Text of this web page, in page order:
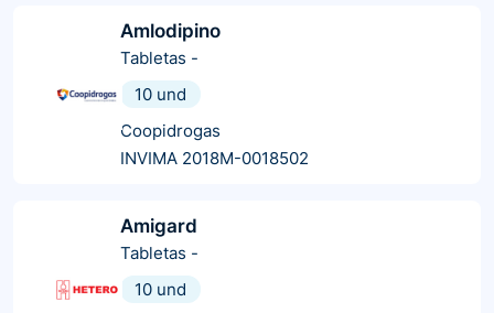
Amlodipino
Tabletas -
10 und
Coopidrogas
INVIMA 2018M-0018502
Amigard
Tabletas -
10 und